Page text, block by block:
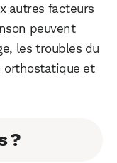
autres facteurs
peuvent
les troubles du
orthostatique et
?